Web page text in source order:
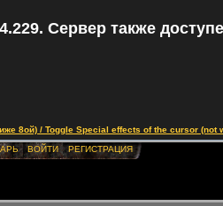
Сервер также
8ой) / Toggle Special effects of the cursor
ВОЙТИ РЕГИСТРАЦИЯ